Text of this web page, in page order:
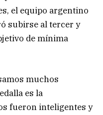
el equipo argentino
subirse al tercer y
de mínima
muchos
es la
fueron inteligentes y